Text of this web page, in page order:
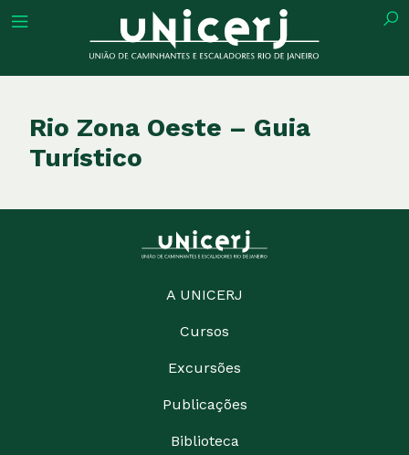
Rio Zona Oeste – Guia
Turístico
A UNICERJ
Cursos
Excursões
Publicações
Biblioteca